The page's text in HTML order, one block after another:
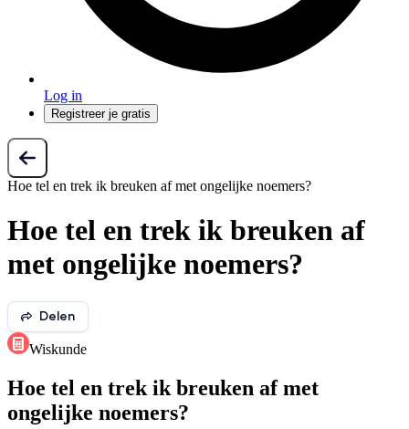
Log in
Registreer je gratis
Hoe tel en trek ik breuken af met ongelijke noemers?
Hoe tel en trek ik breuken af
met ongelijke noemers?
Delen
Wiskunde
Hoe tel en trek ik breuken af met
ongelijke noemers?